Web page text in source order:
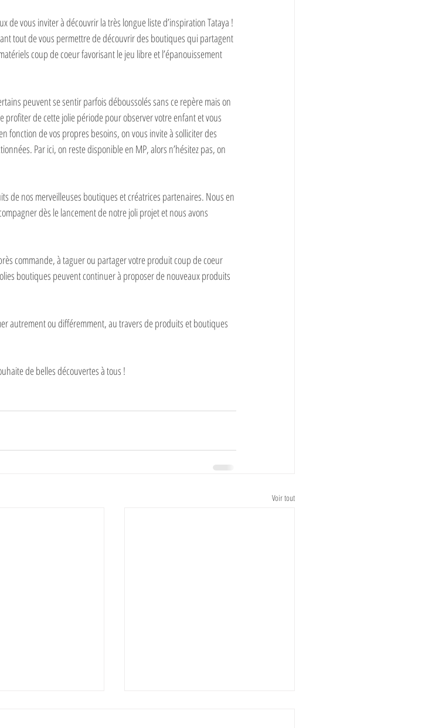
de vous inviter à découvrir la très longue liste d’inspiration Tataya !⁣
tout⁣ de vous permettre de découvrir des boutiques qui partagent
coup de coeur favorisant le jeu libre et l’épanouissement
peuvent se sentir parfois déboussolés sans ce repère mais on
de cette⁣ jolie période pour observer votre enfant et vous
fonction de vos propres⁣ besoins, on vous invite à solliciter des
Par ici, on reste disponible en MP, alors n’hésitez pas, on
de nos⁣ merveilleuses boutiques et créatrices partenaires. Nous en
dès le lancement de notre joli projet et nous avons
commande, à taguer ou partager votre produit coup de coeur
boutiques peuvent continuer à proposer de nouveaux produits
autrement ou différemment, au travers de produits et boutiques
de belles découvertes à tous !⁣
Voir tout